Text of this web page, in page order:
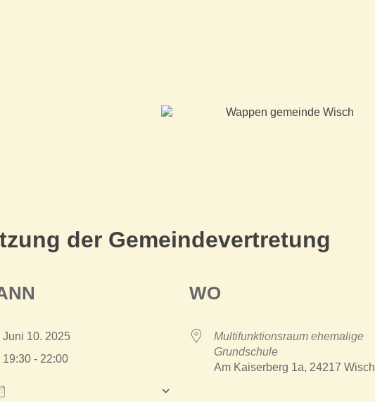
der Gemeindevertretung
Juni 10. 2025
19:30 - 22:00
WO
Multifunktionsraum ehemalige
Grundschule
Am Kaiserberg 1a, 24217 Wisch